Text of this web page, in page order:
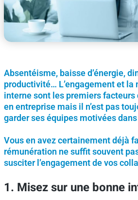
Absentéisme, baisse d’énergie,
productivité… L’engagement et la
interne sont les premiers
en entreprise mais il n’est pas
garder ses équipes motivées
Vous en avez certainement déjà
rémunération ne suffit souvent
susciter l’engagement de vos
1. Misez sur une bonne